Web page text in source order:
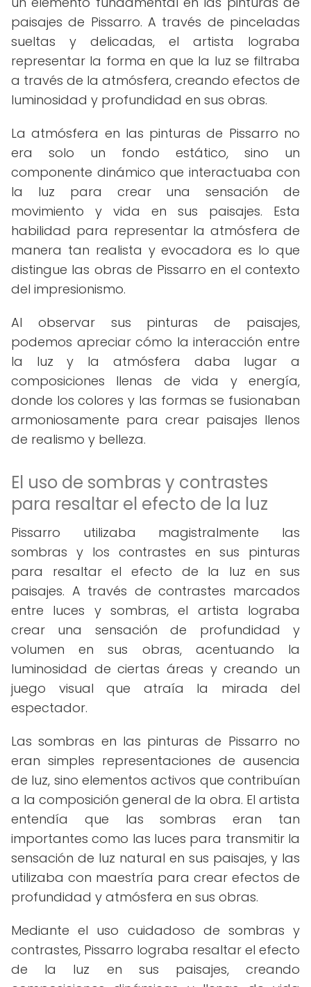
paisajes de Pissarro. A través de pinceladas
sueltas y delicadas, el artista lograba
representar la forma en que la luz se filtraba
a través de la atmósfera, creando efectos de
luminosidad y profundidad en sus obras.
La atmósfera en las pinturas de Pissarro no
era solo un fondo estático, sino un
componente dinámico que interactuaba con
la luz para crear una sensación de
movimiento y vida en sus paisajes. Esta
habilidad para representar la atmósfera de
manera tan realista y evocadora es lo que
distingue las obras de Pissarro en el contexto
del impresionismo.
Al observar sus pinturas de paisajes,
podemos apreciar cómo la interacción entre
la luz y la atmósfera daba lugar a
composiciones llenas de vida y energía,
donde los colores y las formas se fusionaban
armoniosamente para crear paisajes llenos
de realismo y belleza.
El uso de sombras y contrastes
para resaltar el efecto de la luz
Pissarro utilizaba magistralmente las
sombras y los contrastes en sus pinturas
para resaltar el efecto de la luz en sus
paisajes. A través de contrastes marcados
entre luces y sombras, el artista lograba
crear una sensación de profundidad y
volumen en sus obras, acentuando la
luminosidad de ciertas áreas y creando un
juego visual que atraía la mirada del
espectador.
Las sombras en las pinturas de Pissarro no
eran simples representaciones de ausencia
de luz, sino elementos activos que contribuían
a la composición general de la obra. El artista
entendía que las sombras eran tan
importantes como las luces para transmitir la
sensación de luz natural en sus paisajes, y las
utilizaba con maestría para crear efectos de
profundidad y atmósfera en sus obras.
Mediante el uso cuidadoso de sombras y
contrastes, Pissarro lograba resaltar el efecto
de la luz en sus paisajes, creando